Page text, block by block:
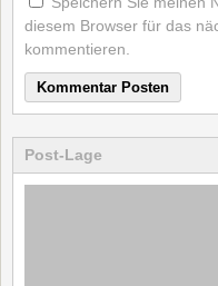
diesem Browser für das
kommentieren.
Post-Lage